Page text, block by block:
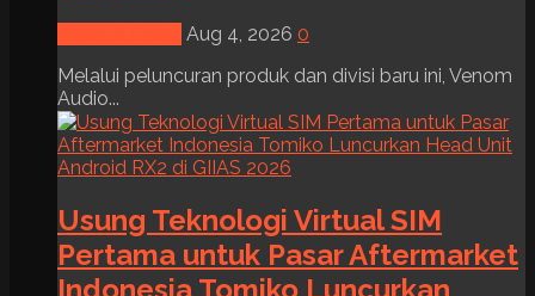
Aug 4, 2026 0
Melalui peluncuran produk dan divisi baru ini, Venom
Audio...
Usung Teknologi Virtual SIM
Pertama untuk Pasar Aftermarket
Indonesia Tomiko Luncurkan